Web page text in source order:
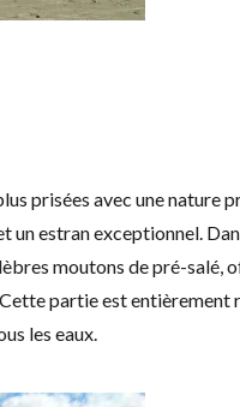
prisées avec une nature
un estran exceptionnel.
moutons de pré-salé,
partie est entièrement
les eaux.